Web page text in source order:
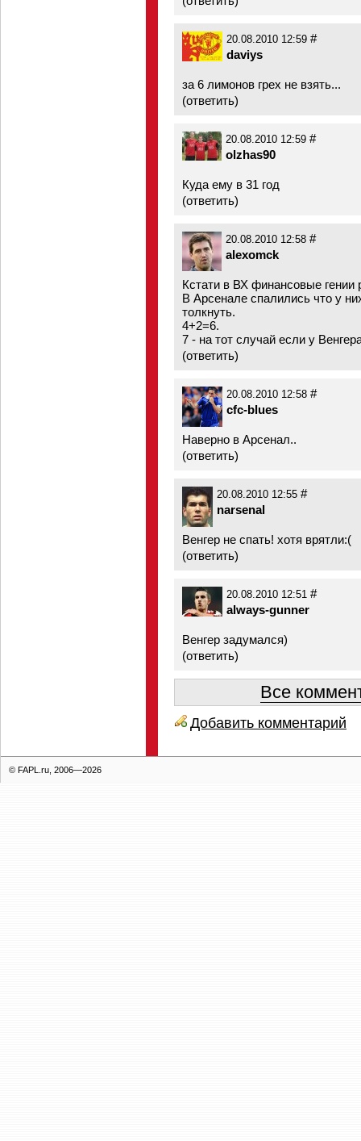
20.08.2010 12:59 #
daviys
за 6 лимонов грех не взять...
(ответить)
20.08.2010 12:59 #
olzhas90
Куда ему в 31 год
(ответить)
20.08.2010 12:58 #
alexomck
Кстати в ВХ финансовые гении
В Арсенале спалились что у
толкнуть.
4+2=6.
7 - на тот случай если у
(ответить)
20.08.2010 12:58 #
cfc-blues
Наверно в Арсенал..
(ответить)
20.08.2010 12:55 #
narsenal
Венгер не спать! хотя врятли:(
(ответить)
20.08.2010 12:51 #
always-gunner
Венгер задумался)
(ответить)
Все
Добавить комментарий
© FAPL.ru, 2006—2026